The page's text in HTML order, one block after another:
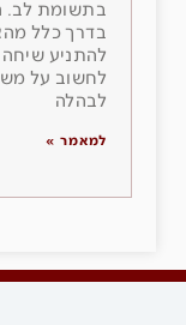
בתשומת לב.
בדרך כלל
להתניע שיחה
לחשוב על
לבהלה
למאמר »